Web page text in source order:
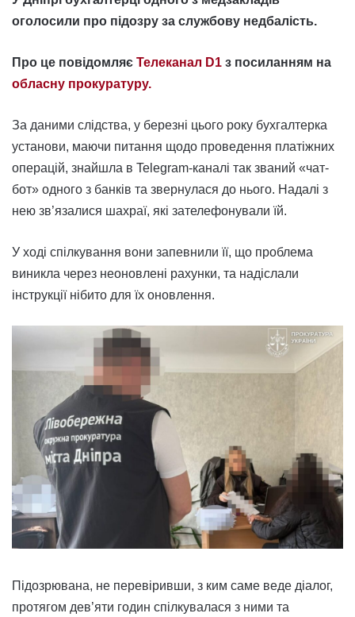
оголосили про підозру за службову недбалість.
Про це повідомляє Телеканал D1 з посиланням на
обласну прокуратуру.
За даними слідства, у березні цього року бухгалтерка
установи, маючи питання щодо проведення платіжних
операцій, знайшла в Telegram-каналі так званий «чат-
бот» одного з банків та звернулася до нього. Надалі з
нею зв’язалися шахраї, які зателефонували їй.
У ході спілкування вони запевнили її, що проблема
виникла через неоновлені рахунки, та надіслали
інструкції нібито для їх оновлення.
Підозрювана, не перевіривши, з ким саме веде діалог,
протягом дев’яти годин спілкувалася з ними та